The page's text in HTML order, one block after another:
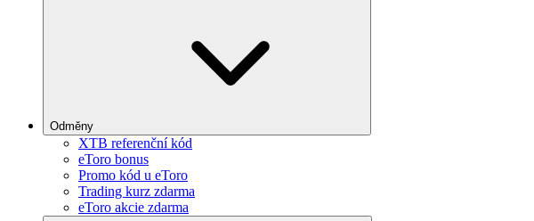
Odměny
XTB referenční kód
eToro bonus
Promo kód u eToro
Trading kurz zdarma
eToro akcie zdarma